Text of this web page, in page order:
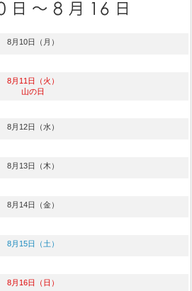
8月10日（月）
8月11日（火）
山の日
8月12日（水）
8月13日（木）
8月14日（金）
8月15日（土）
8月16日（日）